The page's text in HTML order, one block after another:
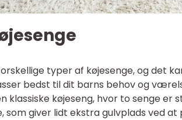
typer af køjesenge, og det
bedst til dit barns behov og
klassiske køjeseng, hvor to senge er
som giver lidt ekstra gulvplads ved at